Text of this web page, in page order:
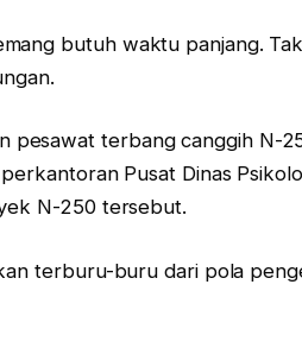
butuh waktu panjang.
pesawat terbang canggih N-
Pusat Dinas
N-250 tersebut.
terburu-buru dari pola